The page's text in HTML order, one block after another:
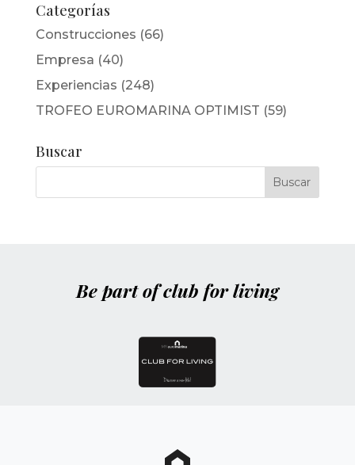
Categorías
Construcciones (66)
Empresa (40)
Experiencias (248)
TROFEO EUROMARINA OPTIMIST (59)
Buscar
Be part of club for living